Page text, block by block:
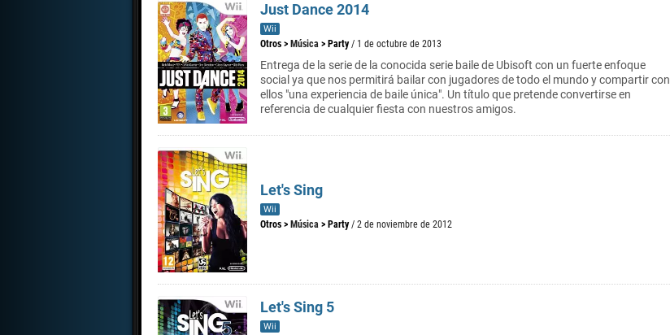
Just Dance 2014
Wii
Otros > Música > Party / 1 de octubre de 2013
Entrega de la serie de la conocida serie baile de Ubisoft con un fuerte enfoque
social ya que nos permitirá bailar con jugadores de todo el mundo y compartir con
ellos "una experiencia de baile única". Un título que pretende convertirse en
referencia de cualquier fiesta con nuestros amigos.
Let's Sing
Wii
Otros > Música > Party / 2 de noviembre de 2012
Let's Sing 5
Wii